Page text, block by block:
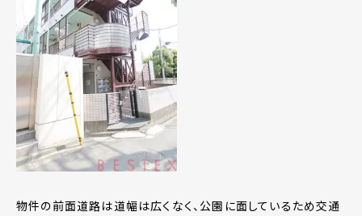
物件の前面道路は道幅は広くなく、公園に面しているため交通